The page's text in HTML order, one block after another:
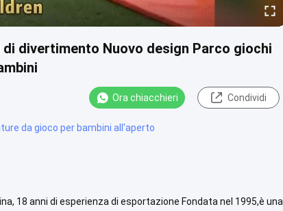
divertimento Nuovo design Parco giochi
Ora chiacchieri Condividi
da gioco per bambini all'aperto
18 anni di esperienza di esportazione Fondata nel 1995,è una